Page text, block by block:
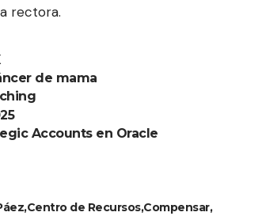
rectora.
de mama
Accounts en Oracle
Centro de RecursosCompensar